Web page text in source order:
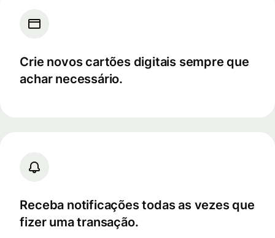
Crie novos cartões digitais sempre que
achar necessário.
Receba notificações todas as vezes que
fizer uma transação.